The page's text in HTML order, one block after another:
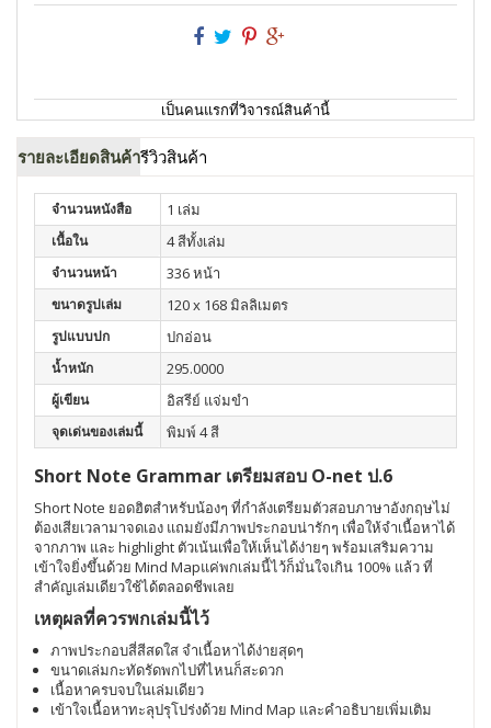
เป็นคนแรกที่วิจารณ์สินค้านี้
รายละเอียดสินค้ารีวิวสินค้า
จำนวนหนังสือ 1 เล่ม
เนื้อใน 4 สีทั้งเล่ม
จำนวนหน้า 336 หน้า
ขนาดรูปเล่ม 120 x 168 มิลลิเมตร
รูปแบบปก ปกอ่อน
น้ำหนัก 295.0000
ผู้เขียน อิสรีย์ แจ่มขำ
จุดเด่นของเล่มนี้ พิมพ์ 4 สี
Short Note Grammar เตรียมสอบ O-net ป.6
Short Note ยอดฮิตสำหรับน้องๆ ที่กำลังเตรียมตัวสอบภาษาอังกฤษไม่
ต้องเสียเวลามาจดเอง แถมยังมีภาพประกอบน่ารักๆ เพื่อให้จำเนื้อหาได้
จากภาพ และ highlight ตัวเน้นเพื่อให้เห็นได้ง่ายๆ พร้อมเสริมความ
เข้าใจยิ่งขึ้นด้วย Mind Mapแค่พกเล่มนี้ไว้ก็มั่นใจเกิน 100% แล้ว ที่
สำคัญเล่มเดียวใช้ได้ตลอดชีพเลย
เหตุผลที่ควรพกเล่มนี้ไว้
ภาพประกอบสี่สีสดใส จำเนื้อหาได้ง่ายสุดๆ
ขนาดเล่มกะทัดรัดพกไปที่ไหนก็สะดวก
เนื้อหาครบจบในเล่มเดียว
เข้าใจเนื้อหาทะลุปรุโปร่งด้วย Mind Map และคำอธิบายเพิ่มเติม